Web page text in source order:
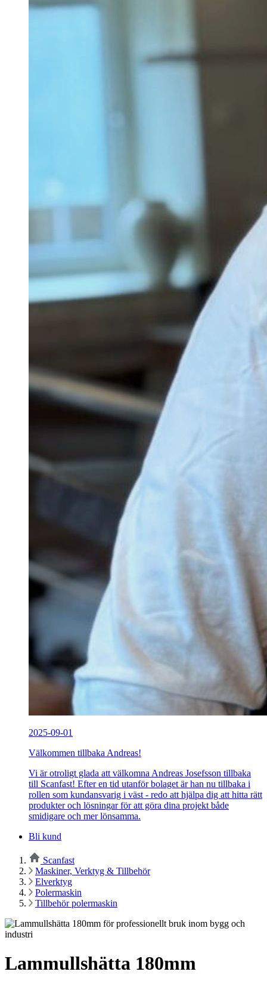
2025-09-01
Välkommen tillbaka Andreas!
Vi är otroligt glada att välkomna Andreas Josefsson tillbaka
till Scanfast! Efter en tid utanför bolaget är han nu tillbaka i
rollen som kundansvarig i väst - redo att hjälpa dig att hitta rätt
produkter och lösningar för att göra dina projekt både
smidigare och mer lönsamma.
Bli kund
Scanfast
Maskiner, Verktyg & Tillbehör
Elverktyg
Polermaskin
Tillbehör polermaskin
Lammullshätta 180mm